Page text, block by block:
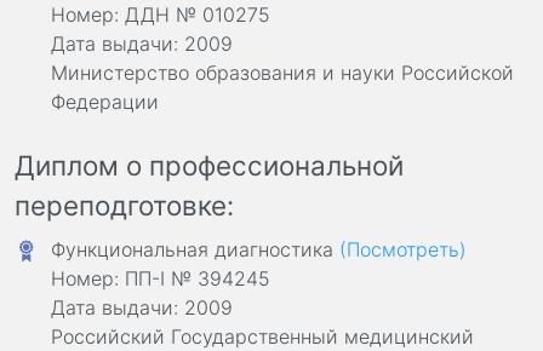
Номер: ДДН № 010275
Дата выдачи: 2009
Министерство образования и науки Российской
Федерации
Диплом о профессиональной
переподготовке:
Функциональная диагностика (Посмотреть)
Номер: ПП-I № 394245
Дата выдачи: 2009
Российский Государственный медицинский